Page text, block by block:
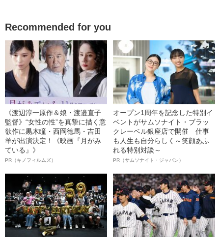
Recommended for you
《渡辺淳一原作＆娘・渡邉直子
監督》“女性の性”を真摯に描く意
欲作に黒木瞳・西岡德馬・吉田
羊が出演決定！《映画『月がみ
ている』》
PR（キノフィルムズ）
オープン1周年を記念した特別イ
ベントがサムソナイト・ブラッ
クレーベル銀座店で開催 仕事
も人生も自分らしく～笑顔あふ
れる特別対談～
PR（サムソナイト・ジャパン）